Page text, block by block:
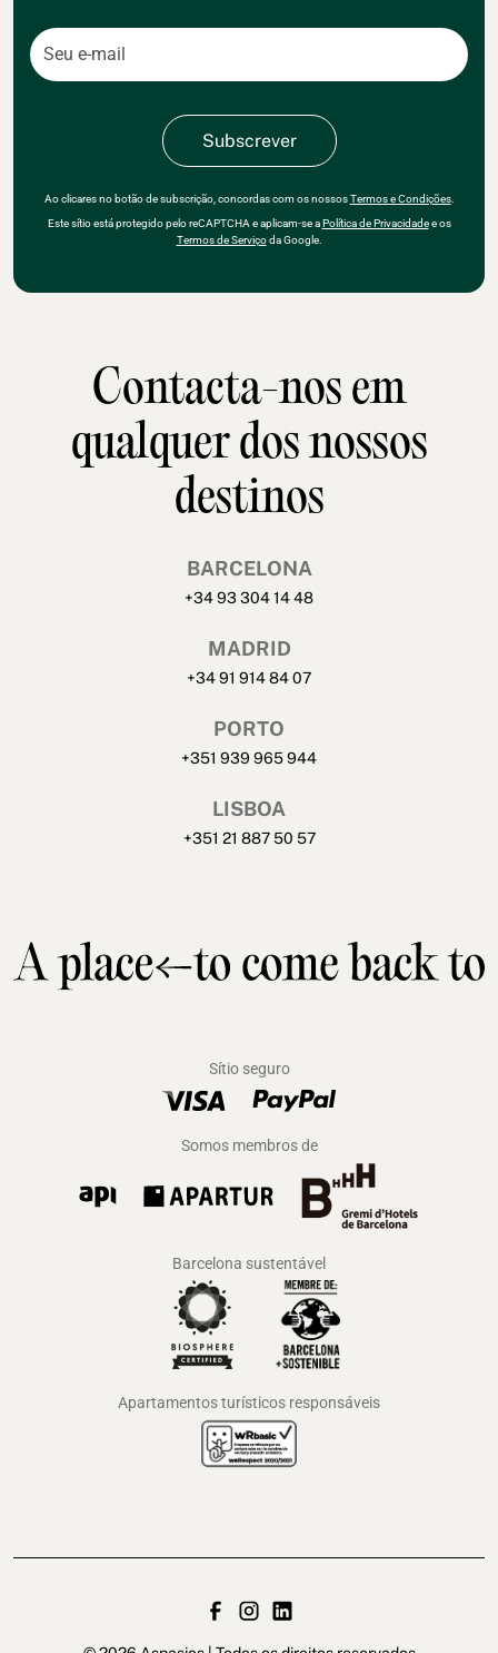
Ao clicares no botão de subscrição, concordas com os nossosTermos e Condições.
Este sítio está protegido pelo reCAPTCHA e aplicam-se aPolítica de Privacidadee os
Termos de Serviçoda Google.
Contacta-nos em
qualquer dos nossos
destinos
BARCELONA
+34 93 304 14 48
MADRID
+34 91 914 84 07
PORTO
+351 939 965 944
LISBOA
+351 21 887 50 57
Sítio seguro
Somos membros de
Barcelona sustentável
Apartamentos turísticos responsáveis